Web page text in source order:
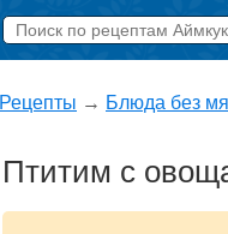
Рецепты → Блюда без
Птитим с